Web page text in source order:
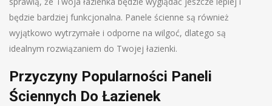
będzie bardziej funkcjonalna. Panele ścienne są również
wyjątkowo wytrzymałe i odporne na wilgoć, dlatego są
idealnym rozwiązaniem do Twojej łazienki.
Przyczyny Popularności Paneli
Ściennych Do Łazienek